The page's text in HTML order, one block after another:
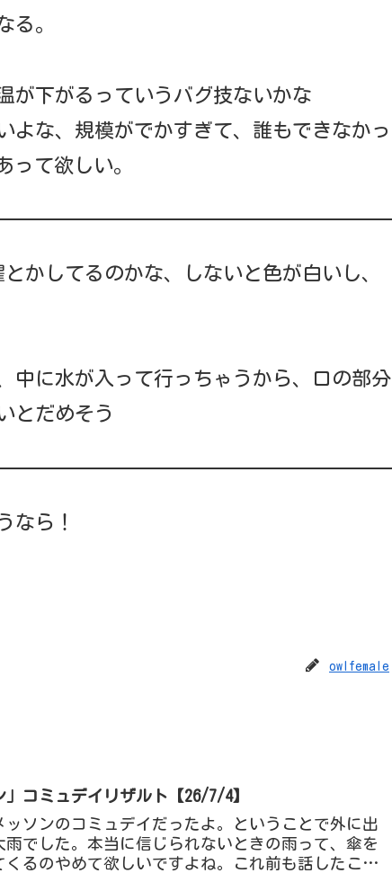
る。
が下がるっていうバグ技ないかな
よな、規模がでかすぎて、誰もできなかっ
て欲しい。
かしてるのかな、しないと色が白いし、
中に水が入って行っちゃうから、口の部分
とだめそう
なら！
owlfemale
」コミュデイリザルト【26/7/4】
ッソンのコミュデイだったよ。ということで外に出
雨でした。本当に信じられないときの雨って、傘を
くるのやめて欲しいですよね。これ前も話したこと